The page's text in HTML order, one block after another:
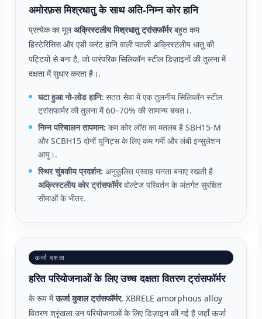
अमोरफ़स मिश्रधातु के साथ अति-निम्न कोर हानि
प्रत्येक का मूलअक्रिस्टलीय मिश्रधातु ट्रांसफॉर्मरबहुत कम
हिस्टेरिसिस और एडी करंट हानि वाली पतली अक्रिस्टलीय धातु की
पट्टियों से बना है, जो पारंपरिक सिलिकॉन स्टील डिज़ाइनों की तुलना में
दक्षता में सुधार करता है।.
घटा हुआ नो-लोड हानि: सतत सेवा में एक तुलनीय सिलिकॉन स्टील
ट्रांसफार्मर की तुलना में 60–70% की सामान्य बचत।.
निम्न परिचालन तापमान: कम कोर लॉस का मतलब है SBH15-M
और SCBH15 दोनों यूनिट्स के लिए कम गर्मी और लंबी इन्सुलेशन
आयु।.
स्थिर चुंबकीय प्रदर्शन: अनुकूलित प्रवाह घनता बनाए रखती है
अक्रिस्टलीय कोर ट्रांसफॉर्मरवोल्टेज परिवर्तन के अंतर्गत सुरक्षित
सीमाओं के भीतर.
ऊर्जा दक्षता
हरित परियोजनाओं के लिए उच्च दक्षता वितरण ट्रांसफॉर्मर
के रूप मेंऊर्जा कुशल ट्रांसफॉर्मर, XBRELE amorphous alloy
वितरण श्रृंखला उन परियोजनाओं के लिए डिज़ाइन की गई है जहाँ ऊर्जा